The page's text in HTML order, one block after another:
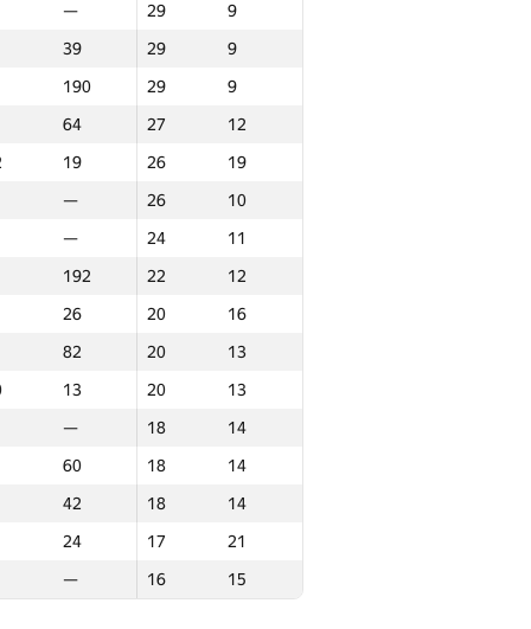
— 29
9
39 29
9
190 29
9
64 27
12
19 26
19
— 26
10
— 24
11
192 22
12
26 20
16
82 20
13
13 20
13
— 18
14
60 18
14
42 18
14
24 17
21
— 16 15
44 62
7
29 62
3
16 60
5
4 59
4
98 50
4
— 50
4
27 49
5
8 47.5
8
9 43
9
7 42
7
43 40
6
50 40
6
6 40
6
73 40
6
329 39
7
22 38
15